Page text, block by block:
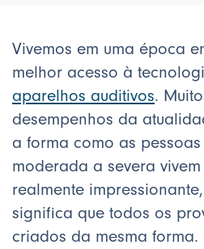
Vivemos em uma época
melhor acesso à
aparelhos auditivos.
desempenhos da
a forma como as
moderada a severa vivem
realmente
significa que todos os
criados da mesma forma.